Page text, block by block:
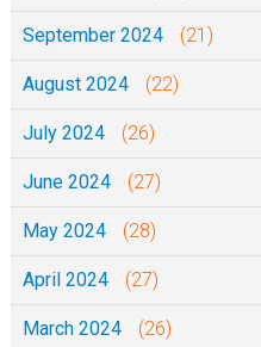
September 2024 (21)
August 2024 (22)
July 2024 (26)
June 2024 (27)
May 2024 (28)
April 2024 (27)
March 2024 (26)